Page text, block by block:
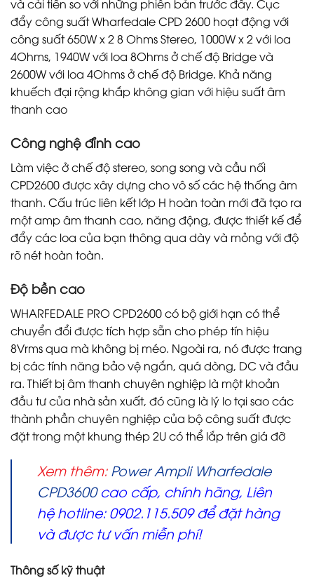
và cải tiến so với những phiên bản trước đây. Cục
đẩy công suất Wharfedale CPD 2600 hoạt động với
công suất 650W x 2 8 Ohms Stereo, 1000W x 2 với loa
4Ohms, 1940W với loa 8Ohms ở chế độ Bridge và
2600W với loa 4Ohms ở chế độ Bridge. Khả năng
khuếch đại rộng khắp không gian với hiệu suất âm
thanh cao
Công nghệ đỉnh cao
Làm việc ở chế độ stereo, song song và cầu nối
CPD2600 được xây dựng cho vô số các hệ thống âm
thanh. Cấu trúc liên kết lớp H hoàn toàn mới đã tạo ra
một amp âm thanh cao, năng động, được thiết kế để
đẩy các loa của bạn thông qua dày và mỏng với độ
rõ nét hoàn toàn.
Độ bền cao
WHARFEDALE PRO CPD2600 có bộ giới hạn có thể
chuyển đổi được tích hợp sẵn cho phép tín hiệu
8Vrms qua mà không bị méo. Ngoài ra, nó được trang
bị các tính năng bảo vệ ngắn, quá dòng, DC và đầu
ra. Thiết bị âm thanh chuyên nghiệp là một khoản
đầu tư của nhà sản xuất, đó cũng là lý lo tại sao các
thành phần chuyên nghiệp của bộ công suất được
đặt trong một khung thép 2U có thể lắp trên giá đỡ
Xem thêm: Power Ampli Wharfedale
CPD3600cao cấp, chính hãng, Liên
hệ hotline: 0902.115.509 để đặt hàng
và được tư vấn miễn phí!
Thông số kỹ thuật